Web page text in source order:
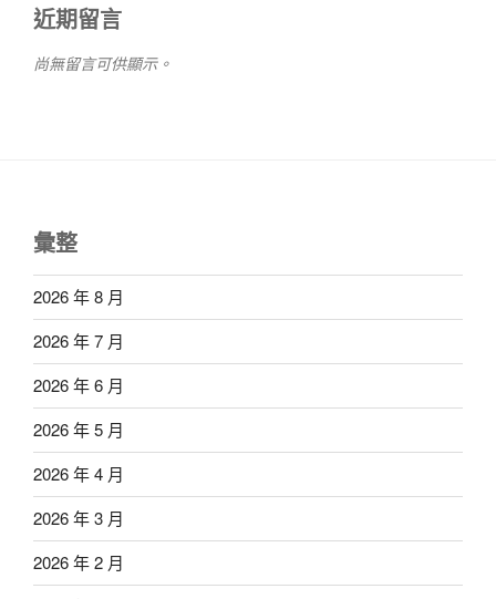
近期留言
尚無留言可供顯示。
彙整
2026 年 8 月
2026 年 7 月
2026 年 6 月
2026 年 5 月
2026 年 4 月
2026 年 3 月
2026 年 2 月